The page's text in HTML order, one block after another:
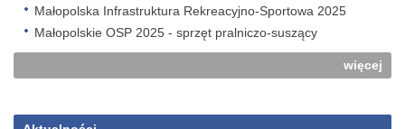
Małopolska Infrastruktura Rekreacyjno-Sportowa 2025
Małopolskie OSP 2025 - sprzęt pralniczo-suszący
więcej